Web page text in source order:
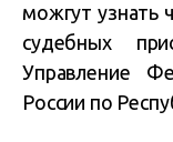
можгут узнать
судебных
Управление
России по